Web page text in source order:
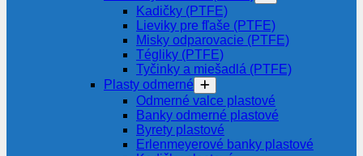
Kadičky (PTFE)
Lieviky pre fľaše (PTFE)
Misky odparovacie (PTFE)
Tégliky (PTFE)
Tyčinky a miešadlá (PTFE)
Plasty odmerné
Odmerné valce plastové
Banky odmerné plastové
Byrety plastové
Erlenmeyerové banky plastové